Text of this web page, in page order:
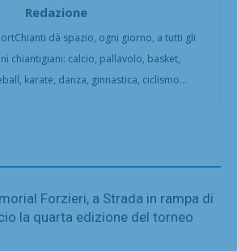
Redazione
dà spazio, ogni giorno, a tutti gli
chiantigiani: calcio, pallavolo, basket,
karate, danza, ginnastica, ciclismo...
Forzieri, a Strada in rampa di
la quarta edizione del torneo